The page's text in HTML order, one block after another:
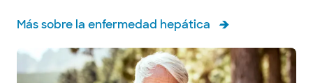
Más sobre la enfermedad hepática